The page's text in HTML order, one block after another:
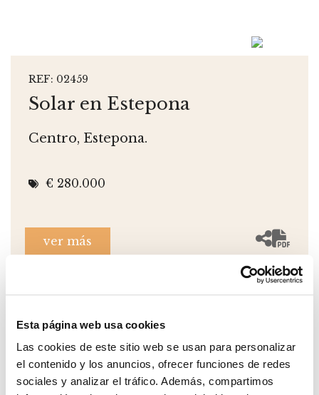
Esta página web usa cookies
Las cookies de este sitio web se usan para personalizar
el contenido y los anuncios, ofrecer funciones de redes
sociales y analizar el tráfico. Además, compartimos
REF: 02459
Solar en Estepona
Centro, Estepona.
€ 280.000
ver más